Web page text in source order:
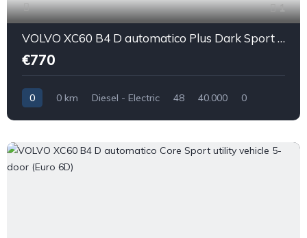
1
VOLVO XC60 B4 D automatico Plus Dark Sport utility vehicle 5-door (Euro 6D)
€770
0 0 km Diesel - Electric 48 40.000 0